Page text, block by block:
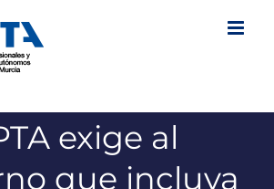
exige al
que incluya